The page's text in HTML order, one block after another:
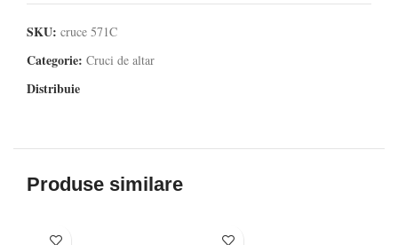
SKU: cruce 571C
Categorie: Cruci de altar
Distribuie
Produse similare